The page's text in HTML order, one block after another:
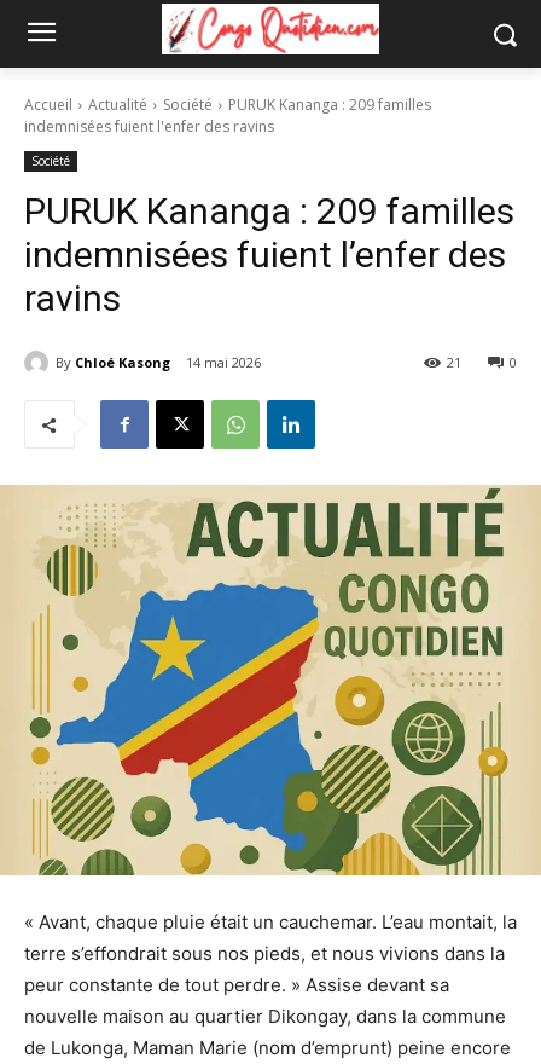
Accueil Actualité Société
PURUK Kananga : 209 familles
indemnisées fuient l'enfer des ravins
Société
PURUK Kananga : 209 familles
indemnisées fuient l’enfer des
ravins
By Chloé Kasong 14 mai 2026 0
21
« Avant, chaque pluie était un cauchemar. L’eau montait, la
terre s’effondrait sous nos pieds, et nous vivions dans la
peur constante de tout perdre. » Assise devant sa
nouvelle maison au quartier Dikongay, dans la commune
de Lukonga, Maman Marie (nom d’emprunt) peine encore